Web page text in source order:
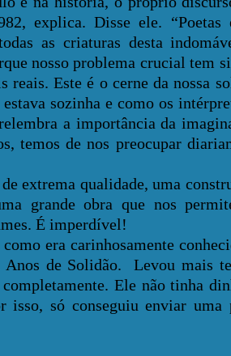
explica. Disse ele. “Poetas
as criaturas desta
nosso problema crucial tem
reais. Este é o cerne da nossa
sozinha e como os
a importância da
temos de nos preocupar
extrema qualidade, uma
grande obra que nos
É imperdível!
era carinhosamente
de Solidão. Levou mais
Ele não tinha
só conseguiu enviar uma